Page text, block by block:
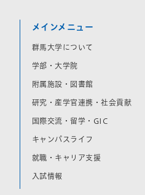
メインメニュー
群馬大学について
学部・大学院
附属施設・図書館
研究・産学官連携・社会貢献
国際交流・留学・GIC
キャンパスライフ
就職・キャリア支援
入試情報